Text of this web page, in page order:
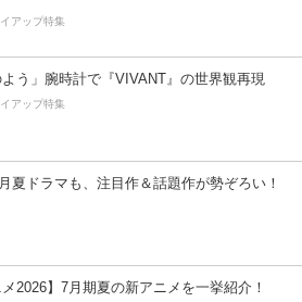
アップ特集
よう」腕時計で『VIVANT』の世界観再現
アップ特集
夏ドラマも、注目作＆話題作が勢ぞろい！
メ2026】7月期夏の新アニメを一挙紹介！